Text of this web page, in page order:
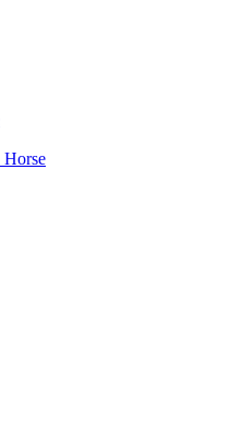
Horse